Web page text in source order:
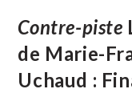
Contre-piste
de Marie-
Uchaud :